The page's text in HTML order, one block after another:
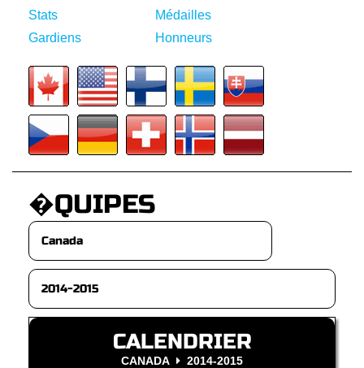
Stats
Gardiens
Médailles
Honneurs
�QUIPES
CALENDRIER
CANADA 2014-2015